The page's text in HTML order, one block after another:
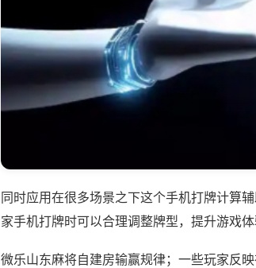
同时应用在很多场景之下这个手机打牌计算
家手机打牌时可以合理调整牌型，提升游戏
微乐山东麻将自建房输赢规律；一些玩家反